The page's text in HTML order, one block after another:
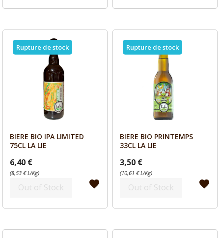
Aperçu
BIERE BIO IPA LIMITED
75CL LA LIE
6,40 €
(8,53 € L/Kg)
Out of Stock favorite
Rupture de stock
Aperçu
BIERE BIO PRINTEMPS
33CL LA LIE
3,50 €
(10,61 € L/Kg)
Out of Stock favorite
Rupture de stock